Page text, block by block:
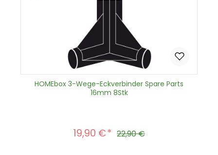
HOMEbox 3-Wege-Eckverbinder Spare Parts
16mm 8Stk
Verkaufspreis:
19,90 € Regulärer Preis:
22,90 €